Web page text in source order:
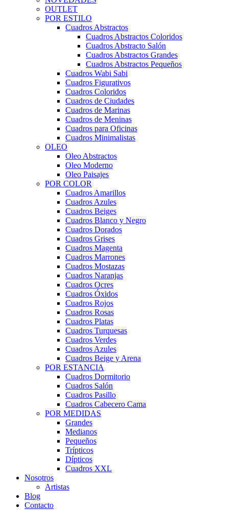
OUTLET
POR ESTILO
Cuadros Abstractos
Cuadros Abstractos Coloridos
Cuadros Abstracto Salón
Cuadros Abstractos Grandes
Cuadros Abstractos Pequeños
Cuadros Wabi Sabi
Cuadros Figurativos
Cuadros Coloridos
Cuadros de Ciudades
Cuadros de Marinas
Cuadros de Meninas
Cuadros para Oficinas
Cuadros Minimalistas
OLEO
Oleo Abstractos
Oleo Moderno
Oleo Paisajes
POR COLOR
Cuadros Amarillos
Cuadros Azules
Cuadros Beiges
Cuadros Blanco y Negro
Cuadros Dorados
Cuadros Grises
Cuadros Magenta
Cuadros Marrones
Cuadros Mostazas
Cuadros Naranjas
Cuadros Ocres
Cuadros Óxidos
Cuadros Rojos
Cuadros Rosas
Cuadros Platas
Cuadros Turquesas
Cuadros Verdes
Cuadros Azules
Cuadros Beige y Arena
POR ESTANCIA
Cuadros Dormitorio
Cuadros Salón
Cuadros Pasillo
Cuadros Cabecero Cama
POR MEDIDAS
Grandes
Medianos
Pequeños
Trípticos
Dípticos
Cuadros XXL
Nosotros
Artistas
Blog
Contacto